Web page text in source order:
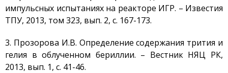
Реактор ИГР
Реактор ИВГ.1М
Стенд ЛИАНА
Токамак КТМ
импульсных испытаниях на реакторе ИГР. – Известия
ТПУ, 2013, том 323, вып. 2, с. 167-173.
3. Прозорова И.В. Определение содержания трития и
гелия в облученном бериллии. – Вестник НЯЦ РК,
2013, вып. 1, с. 41-46.